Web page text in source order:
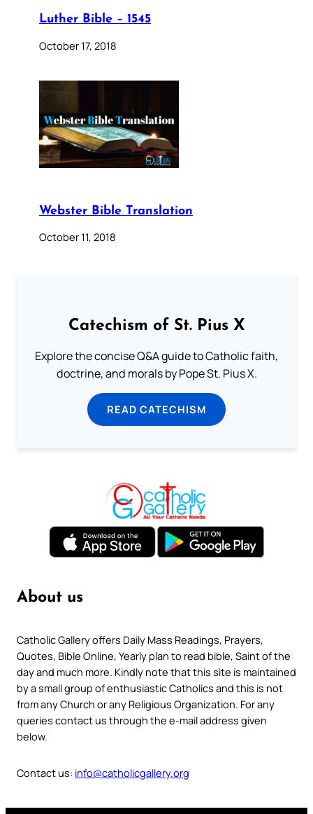
Luther Bible – 1545
October 17, 2018
Webster Bible Translation
October 11, 2018
Catechism of St. Pius X
Explore the concise Q&A guide to Catholic faith,
doctrine, and morals by Pope St. Pius X.
READ CATECHISM
About us
Catholic Gallery offers Daily Mass Readings, Prayers,
Quotes, Bible Online, Yearly plan to read bible, Saint of the
day and much more. Kindly note that this site is maintained
by a small group of enthusiastic Catholics and this is not
from any Church or any Religious Organization. For any
queries contact us through the e-mail address given
below.
Contact us: info@catholicgallery.org